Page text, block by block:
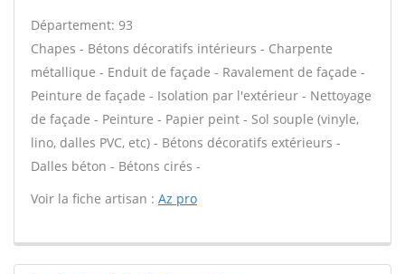
Département: 93
Chapes - Bétons décoratifs intérieurs - Charpente
métallique - Enduit de façade - Ravalement de façade -
Peinture de façade - Isolation par l'extérieur - Nettoyage
de façade - Peinture - Papier peint - Sol souple (vinyle,
lino, dalles PVC, etc) - Bétons décoratifs extérieurs -
Dalles béton - Bétons cirés -
Voir la fiche artisan : Az pro